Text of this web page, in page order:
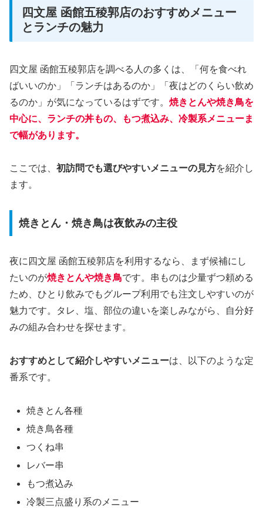
四文屋 函館五稜郭店のおすすめメニュー
とランチの魅力
四文屋 函館五稜郭店を調べる人の多くは、「何を食べれ
ばいいのか」「ランチはあるのか」「夜はどのくらい飲め
るのか」が気になっているはずです。 焼きとんや焼き鳥を
中心に、ランチの丼もの、もつ煮込み、冷製系メニューま
で幅があります。
ここでは、 初訪問でも選びやすいメニューの見方を紹介し
ます。
焼きとん・焼き鳥は夜飲みの主役
夜に四文屋 函館五稜郭店を利用するなら、まず候補にし
たいのが焼きとんや焼き鳥です。串ものは少量ずつ頼める
ため、ひとり飲みでもグループ利用でも注文しやすいのが
魅力です。タレ、塩、部位の違いを楽しみながら、自分好
みの組み合わせを探せます。
おすすめとして紹介しやすいメニューは、以下のような定
番系です。
焼きとん各種
焼き鳥各種
つくね串
レバー串
もつ煮込み
冷製三点盛り系のメニュー